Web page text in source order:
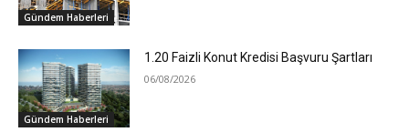
Gündem Haberleri
Gündem Haberleri
1.20 Faizli Konut Kredisi Başvuru Şartları
06/08/2026